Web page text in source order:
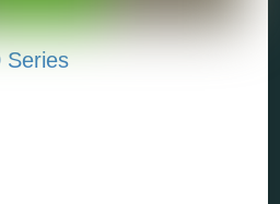
Series